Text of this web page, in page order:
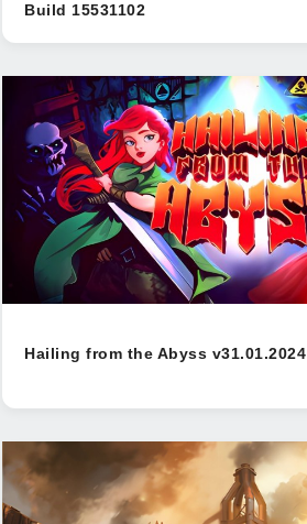
Build 15531102
Hailing from the Abyss v31.01.2024